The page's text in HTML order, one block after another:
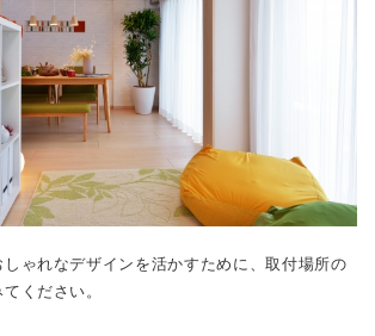
しゃれなデザインを活かすために、取付場所の
ください。